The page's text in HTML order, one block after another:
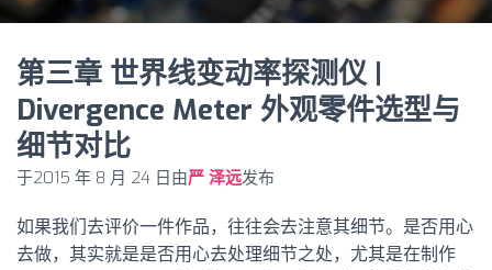
第三章 世界线变动率探测仪 |
Divergence Meter 外观零件选型与
细节对比
于2015 年 8 月 24 日 由严 泽远发布
如果我们去评价一件作品，往往会去注意其细节。是否用心
去做，其实就是是否用心去处理细节之处，尤其是在制作